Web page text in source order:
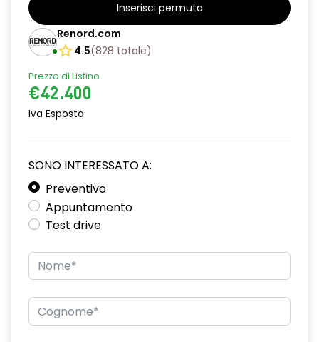
Inserisci permuta
Renord.com
4.5(828 totale)
Prezzo di Listino
€42.400
Iva Esposta
SONO INTERESSATO A:
Preventivo
Appuntamento
Test drive